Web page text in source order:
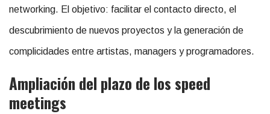
networking. El objetivo: facilitar el contacto directo, el
descubrimiento de nuevos proyectos y la generación de
complicidades entre artistas, managers y programadores.
Ampliación del plazo de los speed
meetings